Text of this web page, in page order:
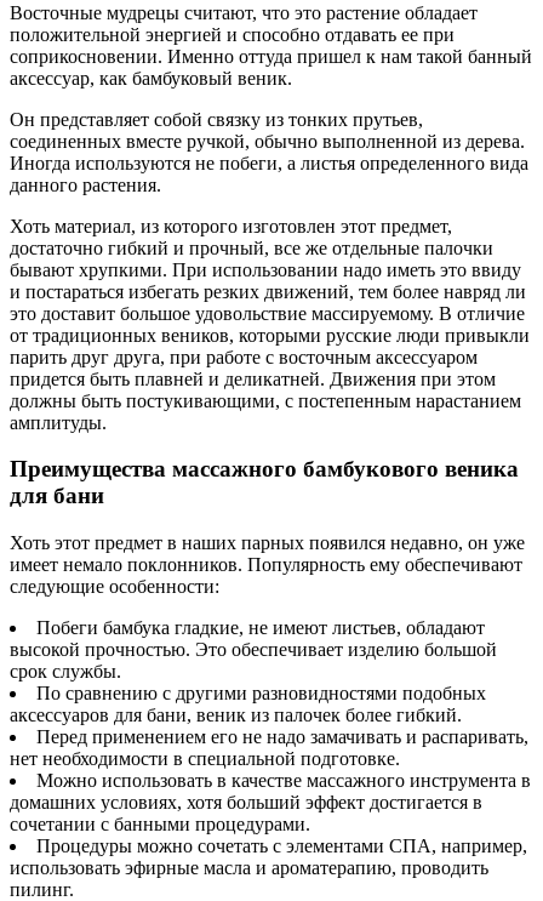
Восточные мудрецы считают, что это растение обладает
положительной энергией и способно отдавать ее при
соприкосновении. Именно оттуда пришел к нам такой банный
аксессуар, как бамбуковый веник.
Он представляет собой связку из тонких прутьев,
соединенных вместе ручкой, обычно выполненной из дерева.
Иногда используются не побеги, а листья определенного вида
данного растения.
Хоть материал, из которого изготовлен этот предмет,
достаточно гибкий и прочный, все же отдельные палочки
бывают хрупкими. При использовании надо иметь это ввиду
и постараться избегать резких движений, тем более навряд ли
это доставит большое удовольствие массируемому. В отличие
от традиционных веников, которыми русские люди привыкли
парить друг друга, при работе с восточным аксессуаром
придется быть плавней и деликатней. Движения при этом
должны быть постукивающими, с постепенным нарастанием
амплитуды.
Преимущества массажного бамбукового веника
для бани
Хоть этот предмет в наших парных появился недавно, он уже
имеет немало поклонников. Популярность ему обеспечивают
следующие особенности:
Побеги бамбука гладкие, не имеют листьев, обладают
высокой прочностью. Это обеспечивает изделию большой
срок службы.
По сравнению с другими разновидностями подобных
аксессуаров для бани, веник из палочек более гибкий.
Перед применением его не надо замачивать и распаривать,
нет необходимости в специальной подготовке.
Можно использовать в качестве массажного инструмента в
домашних условиях, хотя больший эффект достигается в
сочетании с банными процедурами.
Процедуры можно сочетать с элементами СПА, например,
использовать эфирные масла и ароматерапию, проводить
пилинг.